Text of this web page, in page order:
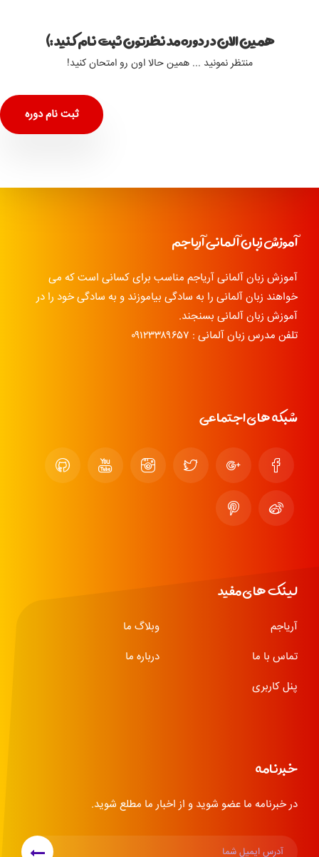
همین الان در دوره مد نظرتون ثبت نام کنید :)
منتظر نمونید ... همین حالا اون رو امتحان کنید!
ثبت نام دوره
آموزش زبان آلمانی آریاجم
آموزش زبان آلمانی آریاجم مناسب برای کسانی است که می
خواهند زبان آلمانی را به سادگی بیاموزند و به سادگی خود را در
آموزش زبان آلمانی بسنجند.
تلفن مدرس زبان آلمانی : ۰۹۱۲۳۳۸۹۶۵۷
شبکه های اجتماعی
لینک های مفید
آریاجم
وبلاگ ما
تماس با ما
درباره ما
پنل کاربری
خبرنامه
در خبرنامه ما عضو شوید و از اخبار ما مطلع شوید.